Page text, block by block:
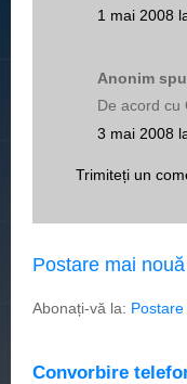
1 mai 2008
Anonim
De acord cu
3 mai 2008
Trimiteți un
Postare mai nouă
Abonați-vă la:
Convorbire